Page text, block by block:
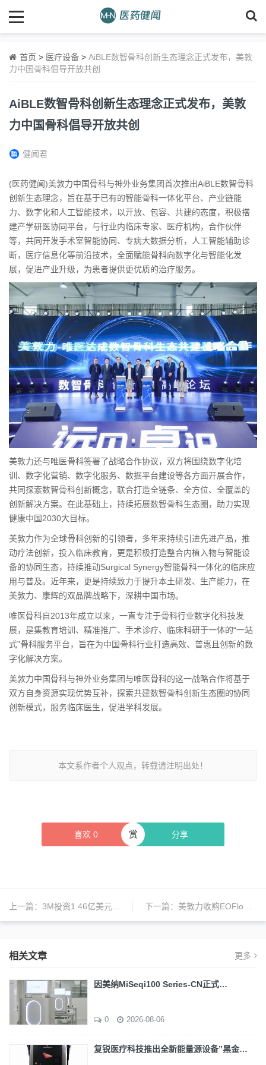
首页 > 医疗设备 > AiBLE数智骨科创新生态理念正式发布，美敦
力中国骨科倡导开放共创
AiBLE数智骨科创新生态理念正式发布，美敦
力中国骨科倡导开放共创
健闻君
(医药健闻)美敦力中国骨科与神外业务集团首次推出AiBLE数智骨科
创新生态理念，旨在基于已有的智能骨科一体化平台、产业链能
力、数字化和人工智能技术，以开放、包容、共建的态度，积极搭
建产学研医协同平台，与行业内临床专家、医疗机构，合作伙伴
等，共同开发手术室智能协同、专病大数据分析，人工智能辅助诊
断，医疗信息化等前沿技术，全面赋能骨科向数字化与智能化发
展，促进产业升级，为患者提供更优质的治疗服务。
美敦力还与唯医骨科签署了战略合作协议，双方将围绕数字化培
训、数字化营销、数字化服务、数据平台建设等各方面开展合作，
共同探索数智骨科创新概念，联合打造全链条、全方位、全覆盖的
创新解决方案。在此基础上，持续拓展数智骨科生态圈，助力实现
健康中国2030大目标。
美敦力作为全球骨科创新的引领者，多年来持续引进先进产品，推
动疗法创新，投入临床教育，更是积极打造整合内植入物与智能设
备的协同生态，持续推动Surgical Synergy智能骨科一体化的临床应
用与普及。近年来，更是持续致力于提升本土研发、生产能力，在
美敦力、康辉的双品牌战略下，深耕中国市场。
唯医骨科自2013年成立以来，一直专注于骨科行业数字化科技发
展，是集教育培训、精准推广、手术诊疗、临床科研于一体的“一站
式”骨科服务平台，旨在为中国骨科行业打造高效、普惠且创新的数
字化解决方案。
美敦力中国骨科与神外业务集团与唯医骨科的这一战略合作将基于
双方自身资源实现优势互补，探索共建数智骨科创新生态圈的协同
创新模式，服务临床医生，促进学科发展。
本文系作者个人观点，转载请注明出处！
喜欢 0 分享
赏
上一篇： 3M投资1.46亿美元扩大生物技术制造能力 下一篇： 美敦力收购EOFlow，加速糖尿病管理技术创新
相关文章 更多
因美纳MiSeqi100 Series-CN正式…
0 2026-08-06
复锐医疗科技推出全新能量源设备”黑金…